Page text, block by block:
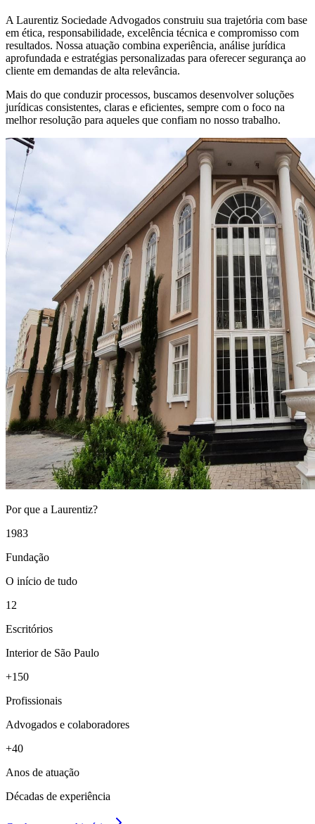
A Laurentiz Sociedade Advogados construiu sua trajetória com base
em ética, responsabilidade, excelência técnica e compromisso com
resultados. Nossa atuação combina experiência, análise jurídica
aprofundada e estratégias personalizadas para oferecer segurança ao
cliente em demandas de alta relevância.
Mais do que conduzir processos, buscamos desenvolver soluções
jurídicas consistentes, claras e eficientes, sempre com o foco na
melhor resolução para aqueles que confiam no nosso trabalho.
Por que a Laurentiz?
1983
Fundação
O início de tudo
12
Escritórios
Interior de São Paulo
+150
Profissionais
Advogados e colaboradores
+40
Anos de atuação
Décadas de experiência